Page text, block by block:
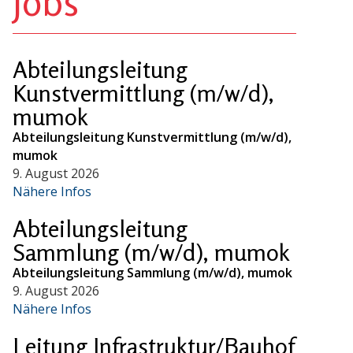
Abteilungsleitung
Kunstvermittlung (m/w/d),
mumok
Abteilungsleitung Kunstvermittlung (m/w/d),
mumok
9. August 2026
Nähere Infos
Abteilungsleitung
Sammlung (m/w/d), mumok
Abteilungsleitung Sammlung (m/w/d), mumok
9. August 2026
Nähere Infos
Leitung Infrastruktur/Bauhof